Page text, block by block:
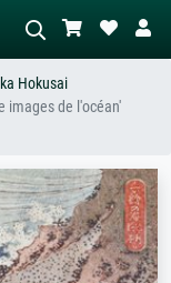
beaucoup de rouge,
nu debout près d'un
arbre.
Hokusai
images de l'océan'